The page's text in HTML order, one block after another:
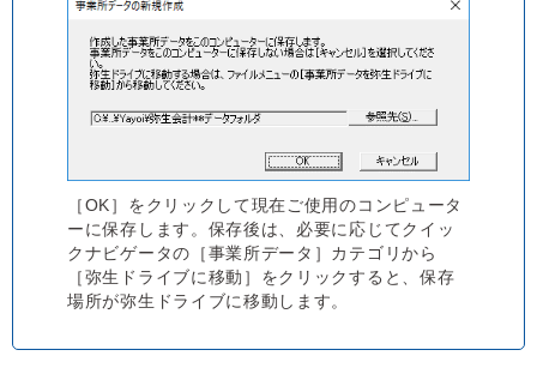
［OK］をクリックして現在ご使用のコンピュータ
ーに保存します。保存後は、必要に応じてクイッ
クナビゲータの［事業所データ］カテゴリから
［弥生ドライブに移動］をクリックすると、保存
場所が弥生ドライブに移動します。